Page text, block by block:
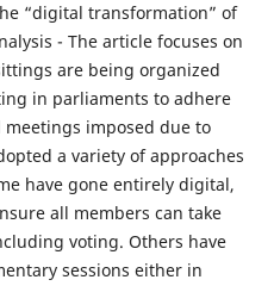
“digital transformation” of
- The article focuses on
are being organized
in parliaments to adhere
imposed due to
a variety of approaches
have gone entirely digital,
all members can take
voting. Others have
sessions either in